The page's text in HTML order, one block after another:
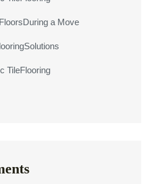
a Move
TileFlooring